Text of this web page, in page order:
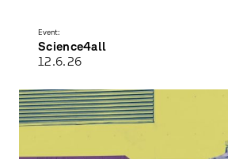
Event:
Science4all
12.6.26